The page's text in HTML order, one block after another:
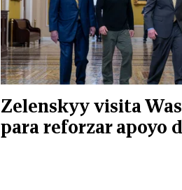
Zelenskyy visita
para reforzar apoyo